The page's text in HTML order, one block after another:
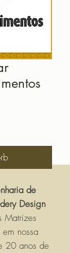
de
Design
nossa
20 anos de